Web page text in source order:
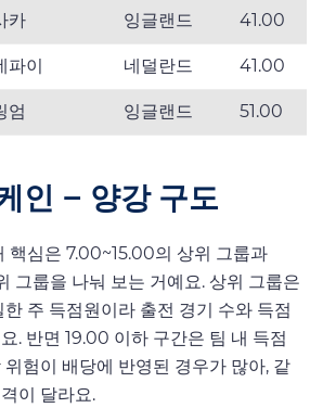
카 잉글랜드 41.00
파이 네덜란드 41.00
엄 잉글랜드 51.00
인 – 양강 구도
핵심은 7.00~15.00의 상위 그룹과
그룹을 나눠 보는 거예요. 상위 그룹은
주 득점원이라 출전 경기 수와 득점
. 반면 19.00 이하 구간은 팀 내 득점
험이 배당에 반영된 경우가 많아, 같
이 달라요.